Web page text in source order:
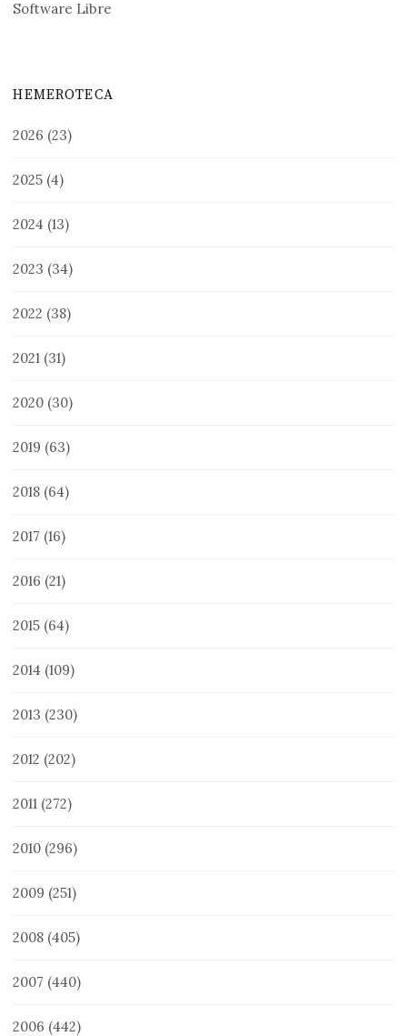
Software Libre
HEMEROTECA
2026 (23)
2025 (4)
2024 (13)
2023 (34)
2022 (38)
2021 (31)
2020 (30)
2019 (63)
2018 (64)
2017 (16)
2016 (21)
2015 (64)
2014 (109)
2013 (230)
2012 (202)
2011 (272)
2010 (296)
2009 (251)
2008 (405)
2007 (440)
2006 (442)